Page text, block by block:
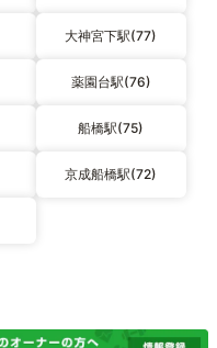
大神宮下駅(77)
薬園台駅(76)
船橋駅(75)
京成船橋駅(72)